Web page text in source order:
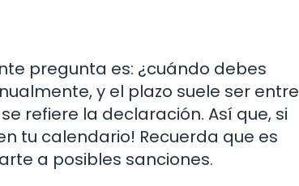
pregunta es: ¿cuándo debes
y el plazo suele ser entre
refiere la declaración. Así que, si
tu calendario! Recuerda que es
a posibles sanciones.